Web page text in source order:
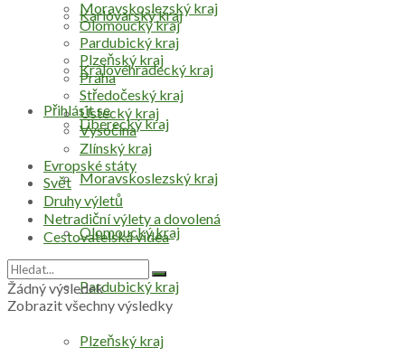
Přihlásit se
Karlovarský kraj
Královéhradecký kraj
Liberecký kraj
Moravskoslezský kraj
Olomoucký kraj
Pardubický kraj
Plzeňský kraj
Moravskoslezský kraj
Olomoucký kraj
Pardubický kraj
Plzeňský kraj
Praha
Středočeský kraj
Ústecký kraj
Vysočina
Zlínský kraj
Evropské státy
Svět
Druhy výletů
Netradiční výlety a dovolená
Cestovatelská videa
Žádný výsledek
Zobrazit všechny výsledky